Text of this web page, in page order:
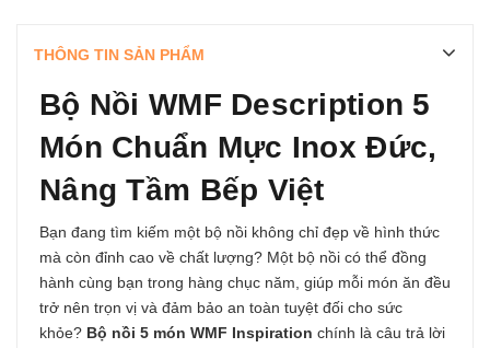
THÔNG TIN SẢN PHẨM
Bộ Nồi WMF Description 5
Món Chuẩn Mực Inox Đức,
Nâng Tầm Bếp Việt
Bạn đang tìm kiếm một bộ nồi không chỉ đẹp về hình thức
mà còn đỉnh cao về chất lượng? Một bộ nồi có thể đồng
hành cùng bạn trong hàng chục năm, giúp mỗi món ăn đều
trở nên trọn vị và đảm bảo an toàn tuyệt đối cho sức
khỏe? Bộ nồi 5 món WMF Inspiration chính là câu trả lời